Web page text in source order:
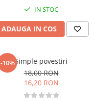
IN STOC
ADAUGA IN COS
-10%Simple povestiri
18,00 RON
16,20 RON